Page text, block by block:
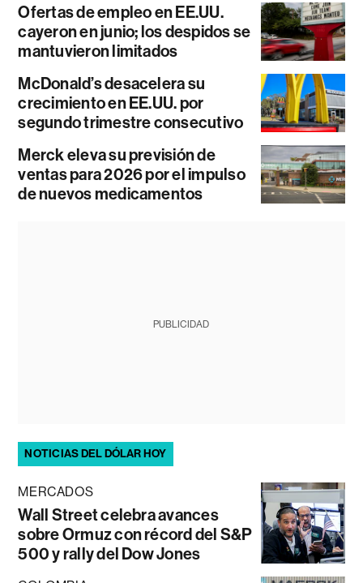
Ofertas de empleo en EE.UU.
cayeron en junio; los despidos se
mantuvieron limitados
McDonald’s desacelera su
crecimiento en EE.UU. por
segundo trimestre consecutivo
Merck eleva su previsión de
ventas para 2026 por el impulso
de nuevos medicamentos
PUBLICIDAD
NOTICIAS DEL DÓLAR HOY
MERCADOS
Wall Street celebra avances
sobre Ormuz con récord del S&P
500 y rally del Dow Jones